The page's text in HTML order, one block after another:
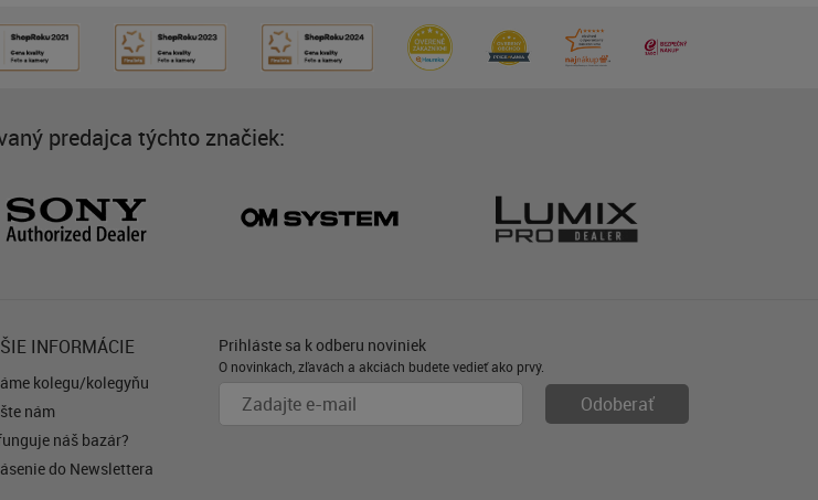
predajca týchto značiek:
INFORMÁCIE
kolegu/kolegyňu
nám
náš bazár?
do Newslettera
Prihláste sa k odberu noviniek
O novinkách, zľavách a akciách budete vedieť ako prvý.